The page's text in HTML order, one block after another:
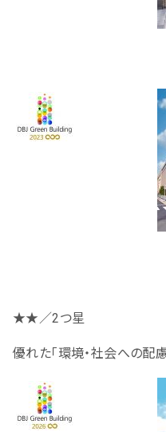
★★／2つ星
優れた「環境・社会への配